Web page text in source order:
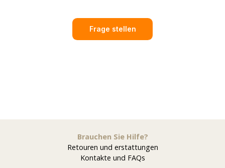
Frage stellen
Brauchen Sie Hilfe?
Retouren und erstattungen
Kontakte und FAQs